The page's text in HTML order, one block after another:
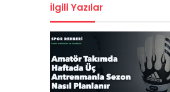
İlgili Yazılar